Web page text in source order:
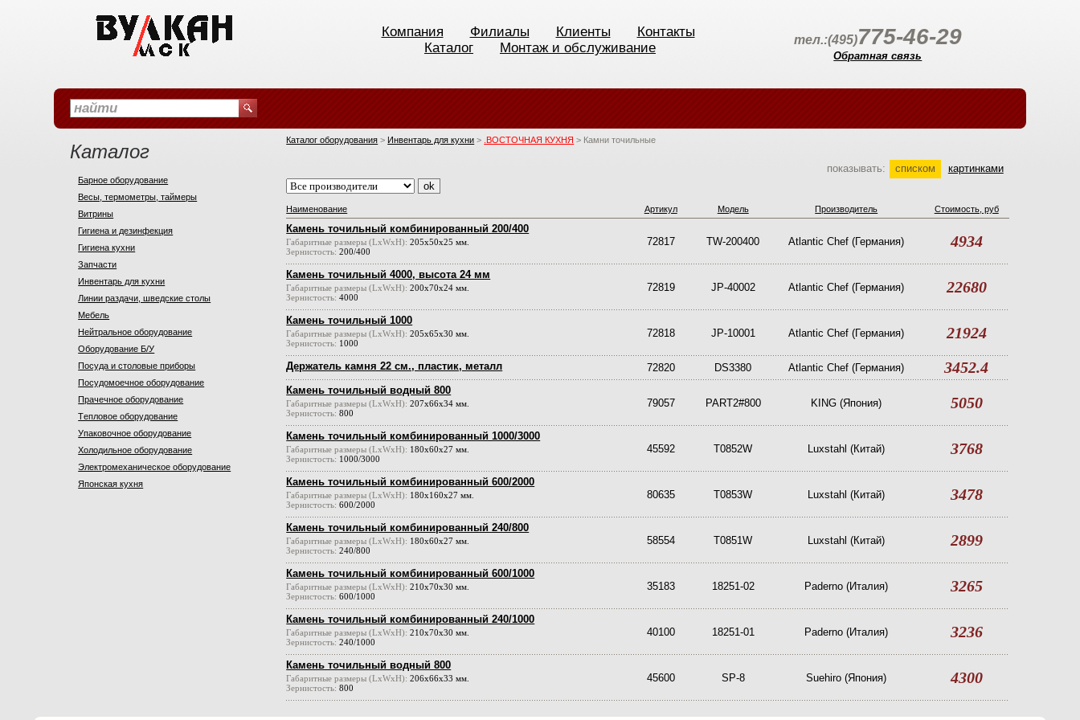
тел.:(495)775-46-29
Обратная связь
Компания Филиалы Клиенты
Контакты
Каталог
Монтаж и обслуживание
Каталог
Барное оборудование
Весы, термометры, таймеры
Витрины
Гигиена и дезинфекция
Гигиена кухни
Запчасти
Инвентарь для кухни
Линии раздачи, шведские столы
Мебель
Нейтральное оборудование
Оборудование Б/У
Посуда и столовые приборы
Посудомоечное оборудование
Прачечное оборудование
Тeпловое оборудование
Упаковочное оборудование
Холодильное оборудование
Электромеханическое оборудование
Японская кухня
Каталог оборудования >Инвентарь для кухни > .ВОСТОЧНАЯ КУХНЯ > Камни точильные
показывать: списком картинками
Наименование Артикул Модель Производитель Стоимость, руб
Камень точильный комбинированный 200/400
Габаритные размеры (LxWxH):205х50х25 мм.
Зернистость:200/400
72817 TW-200400 Atlantic Chef (Германия) 4934
Камень точильный 4000, высота 24 мм
Габаритные размеры (LxWxH):200х70х24 мм.
Зернистость:4000
72819 JP-40002 Atlantic Chef (Германия) 22680
Камень точильный 1000
Габаритные размеры (LxWxH):205х65х30 мм.
Зернистость: 1000
72818 JP-10001 Atlantic Chef (Германия) 21924
Держатель камня 22 см., пластик, металл 72820 DS3380 Atlantic Chef (Германия) 3452.4
Камень точильный водный 800
Габаритные размеры (LxWxH):207х66х34 мм.
Зернистость:800
79057 PART2#800 KING (Япония) 5050
Камень точильный комбинированный 1000/3000
Габаритные размеры (LxWxH): 180х60х27 мм.
Зернистость: 1000/3000
45592 T0852W Luxstahl (Китай) 3768
Камень точильный комбинированный 600/2000
Габаритные размеры (LxWxH): 180х160х27 мм.
Зернистость:600/2000
80635 T0853W Luxstahl (Китай) 3478
Камень точильный комбинированный 240/800
Габаритные размеры (LxWxH): 180х60х27 мм.
Зернистость:240/800
58554 T0851W Luxstahl (Китай) 2899
Камень точильный комбинированный 600/1000
Габаритные размеры (LxWxH):210х70х30 мм.
Зернистость:600/1000
35183 18251-02 Paderno (Италия) 3265
Камень точильный комбинированный 240/1000
Габаритные размеры (LxWxH):210х70х30 мм.
Зернистость:240/1000
40100 18251-01 Paderno (Италия) 3236
Камень точильный водный 800
Габаритные размеры (LxWxH):206х66х33 мм.
Зернистость:800
45600 SP-8 Suehiro (Япония) 4300